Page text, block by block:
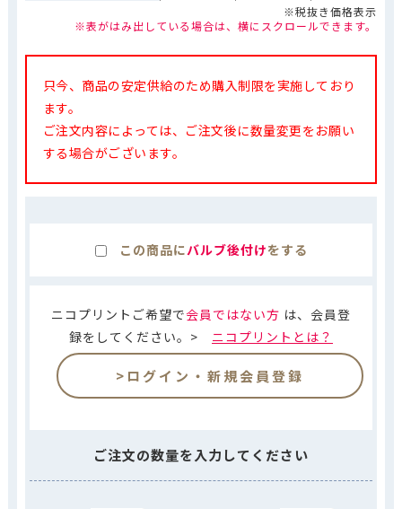
※税抜き価格表示
※表がはみ出している場合は、横にスクロールできます。
只今、商品の安定供給のため購入制限を実施しており
ます。
ご注文内容によっては、ご注文後に数量変更をお願い
する場合がございます。
この商品にバルブ後付けをする
ニコプリントご希望で会員ではない方 は、会員登
録をしてください。> ニコプリントとは？
>ログイン・新規会員登録
ご注文の数量を入力してください